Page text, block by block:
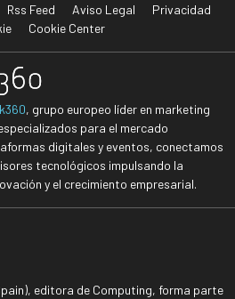
Rss Feed Aviso Legal
Privacidad
Cookie Center
, grupo europeo líder en marketing
para el mercado
digitales y eventos, conectamos
tecnológicos impulsando la
y el crecimiento empresarial.
editora de Computing, forma parte